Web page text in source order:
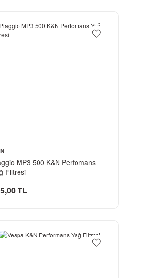
MP3 500 K&N Perfomans
Filtresi
TL